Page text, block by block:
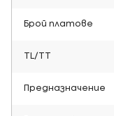
Брой платове
TL/TT
Предназначение